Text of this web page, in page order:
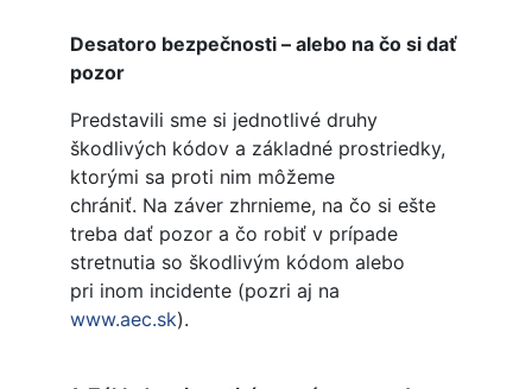
Desatoro bezpečnosti – alebo na čo si dať
pozor
Predstavili sme si jednotlivé druhy
škodlivých kódov a základné prostriedky,
ktorými sa proti nim môžeme
chrániť. Na záver zhrnieme, na čo si ešte
treba dať pozor a čo robiť v prípade
stretnutia so škodlivým kódom alebo
pri inom incidente (pozri aj na
www.aec.sk).